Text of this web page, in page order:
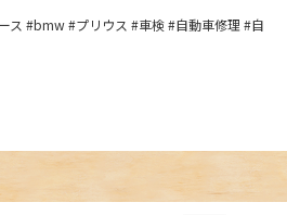
ス #bmw #プリウス #車検 #自動車修理 #自